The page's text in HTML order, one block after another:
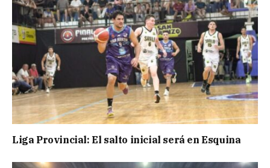
Liga Provincial: El salto inicial será en Esquina